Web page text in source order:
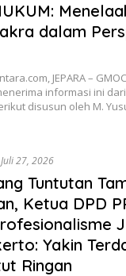
dalam
JEPARA –
informasi ini dari
disusun oleh M.
Juli 27, 2026
Tuntutan
Ketua DPD
Yakin
Ringan